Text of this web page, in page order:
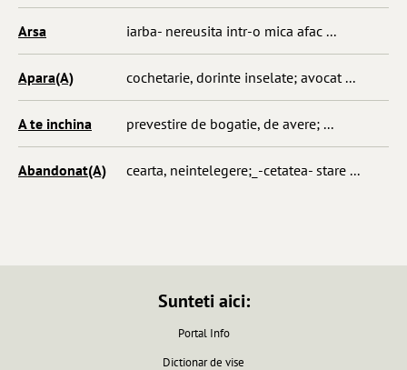
Arsa iarba- nereusita intr-o mica afac ...
Apara(A) cochetarie, dorinte inselate; avocat ...
A te inchina prevestire de bogatie, de avere; ...
Abandonat(A) cearta, neintelegere;_-cetatea- stare ...
Sunteti aici:
Portal Info
Dictionar de vise